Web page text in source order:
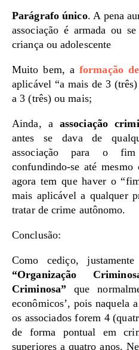
Parágrafo único. A pena
associação é armada ou
criança ou adolescente
Muito bem, a formação
aplicável “a mais de 3
a 3 (três) ou mais;
Ainda, a associação
antes se dava de
associação para o
confundindo-se até mesmo
agora tem que haver o
mais aplicável a qualquer
tratar de crime autônomo.
Conclusão:
Como cediço,
“Organização
Criminosa” que
econômicos’, pois naquela
os associados forem 4
de forma pontual em
superiores a quatro anos.